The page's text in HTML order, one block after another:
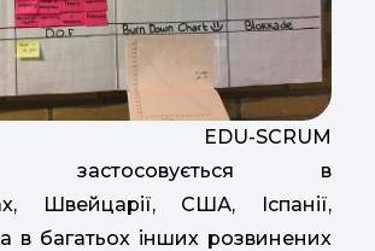
EDU-SCRUM
застосовується в
Швейцарії, США, Іспанії,
в багатьох інших розвинених